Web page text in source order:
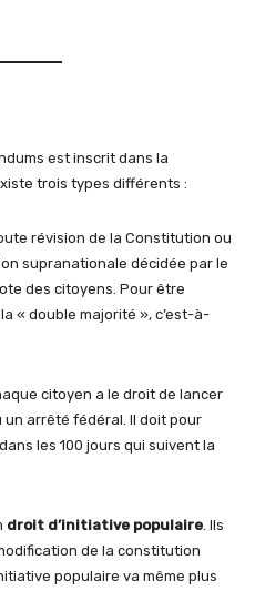
est inscrit dans la
trois types différents :
révision de la Constitution ou
supranationale décidée par le
des citoyens. Pour être
« double majorité », c’est-à-
citoyen a le droit de lancer
arrêté fédéral. Il doit pour
les 100 jours qui suivent la
droit d’initiative populaire . Ils
de la constitution
populaire va même plus